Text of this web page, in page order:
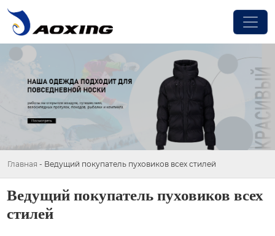
Главная - Ведущий покупатель пуховиков всех стилей
Ведущий покупатель пуховиков всех
стилей